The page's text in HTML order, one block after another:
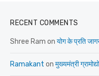
RECENT COMMENTS
Shree Ram on योग के प्रति
Ramakant on मुख्यमंत्री